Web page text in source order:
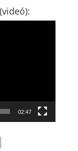
02:47